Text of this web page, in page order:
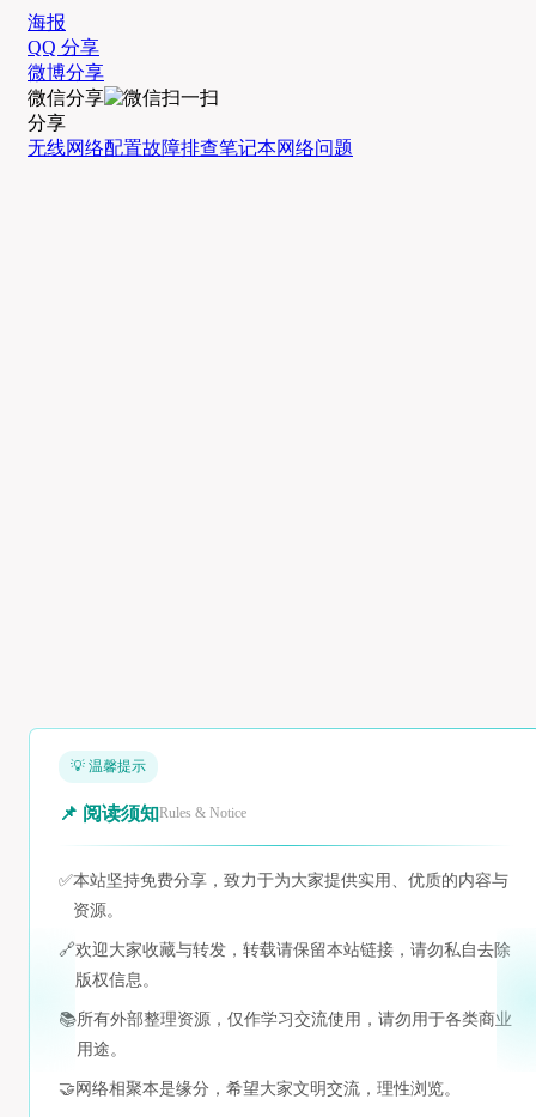
海报
QQ 分享
微博分享
微信分享
分享
无线网络配置故障排查笔记本网络问题
💡 温馨提示
📌 阅读须知Rules & Notice
✅本站坚持免费分享，致力于为大家提供实用、优质的内容与
资源。
🔗欢迎大家收藏与转发，转载请保留本站链接，请勿私自去除
版权信息。
📚所有外部整理资源，仅作学习交流使用，请勿用于各类商业
用途。
🤝 网络相聚本是缘分，希望大家文明交流，理性浏览。